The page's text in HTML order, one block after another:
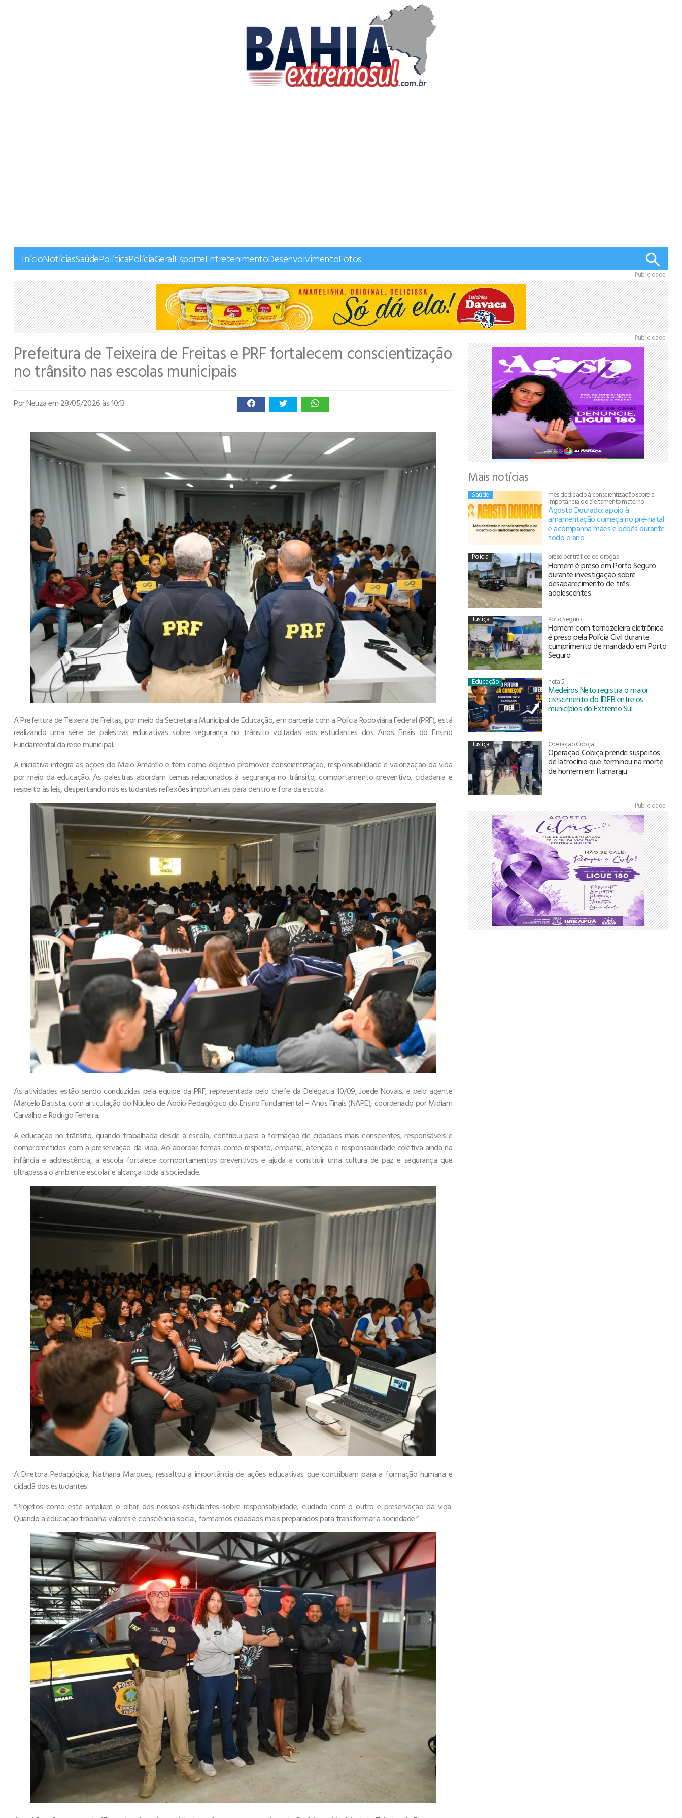
InícioNotíciasSaúdePolíticaPolíciaGeralEsporteEntretenimentoDesenvolvimentoFotos
Publicidade
Prefeitura de Teixeira de Freitas e PRF fortalecem conscientização
no trânsito nas escolas municipais
Por Neuzaem 28/05/2026 às 10:13
A Prefeitura de Teixeira de Freitas, por meio da Secretaria Municipal de Educação, em parceria com a Polícia Rodoviária Federal (PRF), está
realizando uma série de palestras educativas sobre segurança no trânsito voltadas aos estudantes dos Anos Finais do Ensino
Fundamental da rede municipal.
A iniciativa integra as ações do Maio Amarelo e tem como objetivo promover conscientização, responsabilidade e valorização da vida
por meio da educação. As palestras abordam temas relacionados à segurança no trânsito, comportamento preventivo, cidadania e
respeito às leis, despertando nos estudantes reflexões importantes para dentro e fora da escola.
As atividades estão sendo conduzidas pela equipe da PRF, representada pelo chefe da Delegacia 10/09, Joede Novais, e pelo agente
Marcelo Batista, com articulação do Núcleo de Apoio Pedagógico do Ensino Fundamental – Anos Finais (NAPE), coordenado por Midiam
Carvalho e Rodrigo Ferreira.
A educação no trânsito, quando trabalhada desde a escola, contribui para a formação de cidadãos mais conscientes, responsáveis e
comprometidos com a preservação da vida. Ao abordar temas como respeito, empatia, atenção e responsabilidade coletiva ainda na
infância e adolescência, a escola fortalece comportamentos preventivos e ajuda a construir uma cultura de paz e segurança que
ultrapassa o ambiente escolar e alcança toda a sociedade.
A Diretora Pedagógica, Nathana Marques, ressaltou a importância de ações educativas que contribuam para a formação humana e
cidadã dos estudantes.
“Projetos como este ampliam o olhar dos nossos estudantes sobre responsabilidade, cuidado com o outro e preservação da vida.
Quando a educação trabalha valores e consciência social, formamos cidadãos mais preparados para transformar a sociedade.”
Publicidade
Mais notícias
Saúde mês dedicado à conscientização sobre a
importância do aleitamento materno
Agosto Dourado: apoio à
amamentação começa no pré-natal
e acompanha mães e bebês durante
todo o ano
Polícia preso por tráfico de drogas
Homem é preso em Porto Seguro
durante investigação sobre
desaparecimento de três
adolescentes
Justiça Porto Seguro
Homem com tornozeleira eletrônica
é preso pela Polícia Civil durante
cumprimento de mandado em Porto
Seguro
Educação nota 5
Medeiros Neto registra o maior
crescimento do IDEB entre os
municípios do Extremo Sul
Justiça Operação Cobiça
Operação Cobiça prende suspeitos
de latrocínio que terminou na morte
de homem em Itamaraju
Publicidade